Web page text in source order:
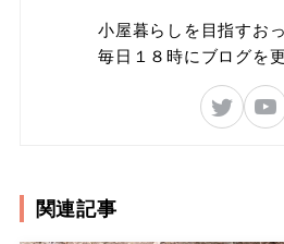
小屋暮らしを目指すお
毎日１８時にブログを
関連記事